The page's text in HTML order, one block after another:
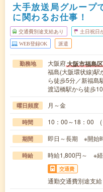
大手放送局グループ
に関わるお仕事！
交通費別途支給あり 土日祝日
WEB登録OK 派遣
勤務地 大阪府大阪市福島区
福島(大阪環状線)駅
ら徒歩5分／新福島
渡辺橋駅から徒歩
曜日頻度 月～金
時間 10：00～18：00 (
期間 即日～長期 ※開始
時給 時給1,800円～ ※経
交通費
通勤交通費別途支給